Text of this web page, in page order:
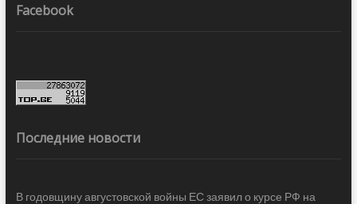
Facebook
Последние новости
В годовщину августовской войны ЕС заявил о курсе РФ на